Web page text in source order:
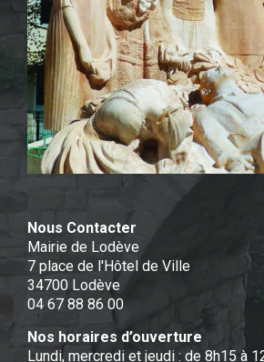
Nous Contacter
Mairie de Lodève
7 place de l'Hôtel de Ville
34700 Lodève
04 67 88 86 00
Nos horaires d’ouverture
Lundi, mercredi et jeudi : de 8h15 à